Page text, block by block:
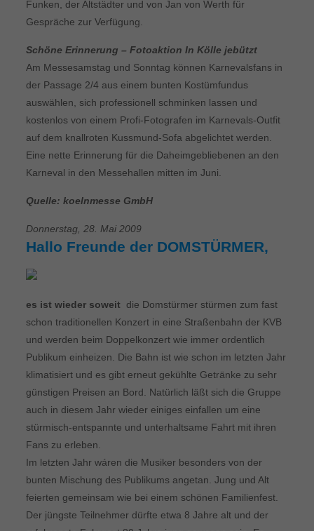
Funken, der Altstädter und von Jan von Werth für
Gespräche zur Verfügung.
Schöne Erinnerung – Fotoaktion In Kölle jebützt
Am Messesamstag und Sonntag können Karnevalsfans in
der Passage 2/4 aus einem bunten Kostümfundus
auswählen, sich professionell schminken lassen und
kostenlos von einem Profi-Fotografen im Karnevals-Outfit
auf dem knallroten Kussmund-Sofa abgelichtet werden.
Eine nette Erinnerung für die Daheimgebliebenen an den
Karneval in den Messehallen mitten im Juni.
Quelle: koelnmesse GmbH
Donnerstag, 28. Mai 2009
Hallo Freunde der DOMSTÜRMER,
es ist wieder soweit die Domstürmer stürmen zum fast
schon traditionellen Konzert in eine Straßenbahn der KVB
und werden beim Doppelkonzert wie immer ordentlich
Publikum einheizen. Die Bahn ist wie schon im letzten Jahr
klimatisiert und es gibt erneut gekühlte Getränke zu sehr
günstigen Preisen an Bord. Natürlich läßt sich die Gruppe
auch in diesem Jahr wieder einiges einfallen um eine
stürmisch-entspannte und unterhaltsame Fahrt mit ihren
Fans zu erleben.
Im letzten Jahr wáren die Musiker besonders von der
bunten Mischung des Publikums angetan. Jung und Alt
feierten gemeinsam wie bei einem schönen Familienfest.
Der jüngste Teilnehmer dürfte etwa 8 Jahre alt und der